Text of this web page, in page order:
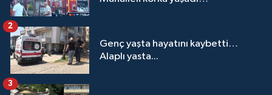
Genç yaşta hayatını kaybetti…
Alaplı yasta...
2
3